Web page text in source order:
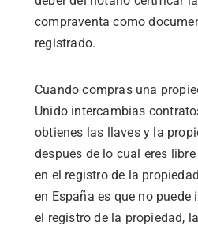
compraventa como
registrado.
Cuando compras una
Unido intercambias
obtienes las llaves y la
después de lo cual eres
en el registro de la
en España es que no
el registro de la propiedad,